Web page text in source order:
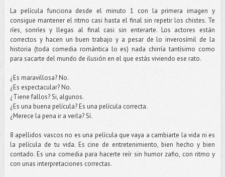
La película funciona desde el minuto 1 con la primera imagen y
consigue mantener el ritmo casi hasta el final sin repetir los chistes. Te
ríes, sonríes y llegas al final casi sin enterarte. Los actores están
correctos y hacen un buen trabajo y a pesar de lo inverosímil de la
historia (toda comedia romántica lo es) nada chirría tantísimo como
para sacarte del mundo de ilusión en el que estás viviendo ese rato.
¿Es maravillosa? No.
¿Es espectacular? No.
¿Tiene fallos? Si, algunos.
¿Es una buena película? Es una película correcta.
¿Merece la pena ir a verla? Sí.
8 apellidos vascos no es una película que vaya a cambiarte la vida ni es
la película de tu vida. Es cine de entretenimiento, bien hecho y bien
contado. Es una comedia para hacerte reír sin humor zafio, con ritmo y
con unas interpretaciones correctas.